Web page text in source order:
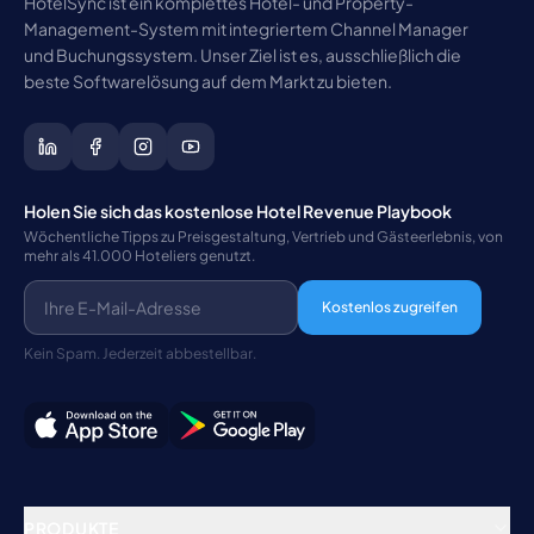
Management-System mit integriertem Channel Manager
und Buchungssystem. Unser Ziel ist es, ausschließlich die
beste Softwarelösung auf dem Markt zu bieten.
Holen Sie sich das kostenlose Hotel Revenue Playbook
Wöchentliche Tipps zu Preisgestaltung, Vertrieb und Gästeerlebnis, von
mehr als 41.000 Hoteliers genutzt.
Kostenlos zugreifen
Kein Spam. Jederzeit abbestellbar.